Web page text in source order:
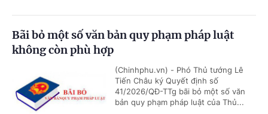
Bãi bỏ một số văn bản quy phạm pháp luật
không còn phù hợp
(Chinhphu.vn) - Phó Thủ tướng Lê
Tiến Châu ký Quyết định số
41/2026/QĐ-TTg bãi bỏ một số văn
bản quy phạm pháp luật của Thủ...